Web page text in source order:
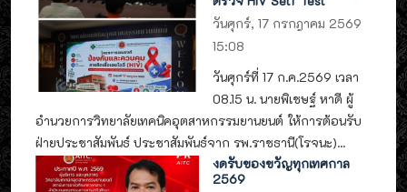
วันศุกร์, 17 กรกฎาคม 2569
15:08
วันศุกร์ที่ 17 ก.ค.2569 เวลา
08.15 น. นายพิเชษฐ์ หาดี ผู้
อำนวยการวิทยาลัยเทคนิคอุตสาหกรรมยานยนต์ ให้การต้อนรับ
ฝ่ายประชาสัมพันธ์ ประชาสัมพันธ์จาก รพ.ราชธานี(โรจนะ)...
งดรับของขวัญทุกเทศกาล
2569